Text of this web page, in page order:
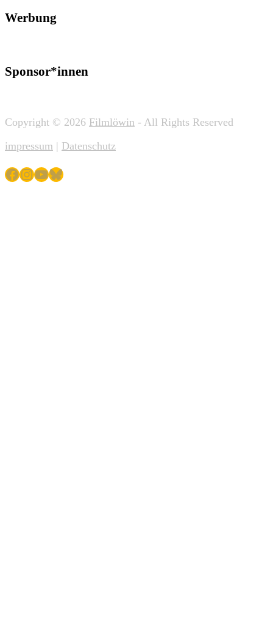
Werbung
Sponsor*innen
Copyright © 2026 Filmlöwin - All Rights Reserved
impressum | Datenschutz
Facebook
Instagram
YouTube
Bluesky